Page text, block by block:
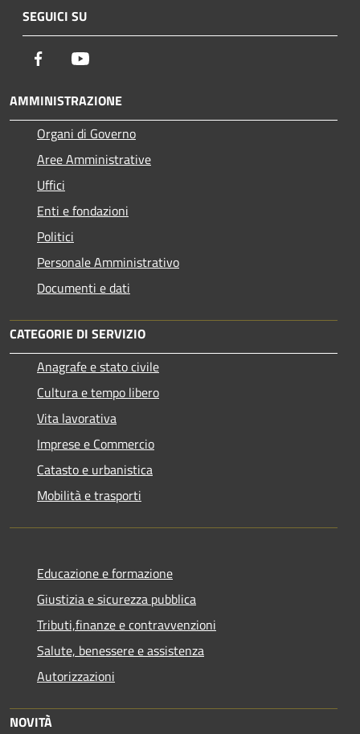
SEGUICI SU
Facebook
AMMINISTRAZIONE
Organi di Governo
Aree Amministrative
Uffici
Enti e fondazioni
Politici
Personale Amministrativo
Documenti e dati
CATEGORIE DI SERVIZIO
Anagrafe e stato civile
Cultura e tempo libero
Vita lavorativa
Imprese e Commercio
Catasto e urbanistica
Mobilità e trasporti
Educazione e formazione
Giustizia e sicurezza pubblica
Tributi,finanze e contravvenzioni
Salute, benessere e assistenza
Autorizzazioni
NOVITÀ